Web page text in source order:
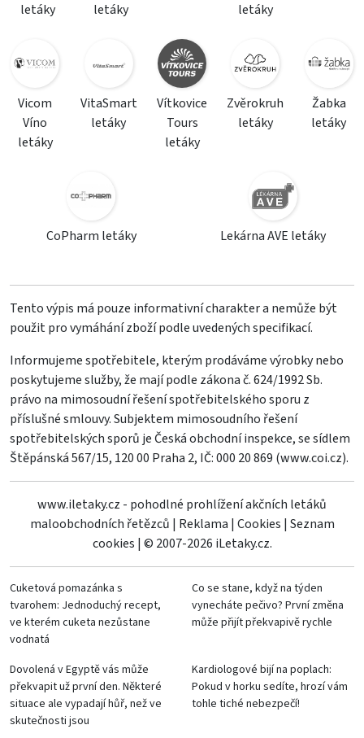
letáky
letáky
letáky
Vicom
Víno
letáky
VitaSmart
letáky
Vítkovice
Tours
letáky
Zvěrokruh
letáky
Žabka
letáky
CoPharm letáky Lekárna AVE letáky
Tento výpis má pouze informativní charakter a nemůže být
použit pro vymáhání zboží podle uvedených specifikací.
Informujeme spotřebitele, kterým prodáváme výrobky nebo
poskytujeme služby, že mají podle zákona č. 624/1992 Sb.
právo na mimosoudní řešení spotřebitelského sporu z
příslušné smlouvy. Subjektem mimosoudního řešení
spotřebitelských sporů je Česká obchodní inspekce, se sídlem
Štěpánská 567/15, 120 00 Praha 2, IČ: 000 20 869 (www.coi.cz).
www.iletaky.cz - pohodlné prohlížení akčních letáků
maloobchodních řetězců | Reklama | Cookies | Seznam
cookies | © 2007-2026 iLetaky.cz.
Cuketová pomazánka s
tvarohem: Jednoduchý recept,
ve kterém cuketa nezůstane
vodnatá
Co se stane, když na týden
vynecháte pečivo? První změna
může přijít překvapivě rychle
Dovolená v Egyptě vás může
překvapit už první den. Některé
situace ale vypadají hůř, než ve
skutečnosti jsou
Kardiologové bijí na poplach:
Pokud v horku sedíte, hrozí vám
tohle tiché nebezpečí!